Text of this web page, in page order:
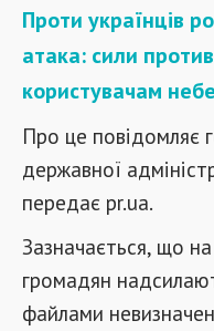
Проти українців
атака: сили
користувачам
Про це повідомляє
державної
передає pr.ua.
Зазначається, що
громадян
файлами